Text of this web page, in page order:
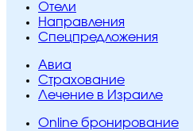
Отели
Направления
Спецпредложения
Авиа
Страхование
Лечение в Израиле
Online бронирование